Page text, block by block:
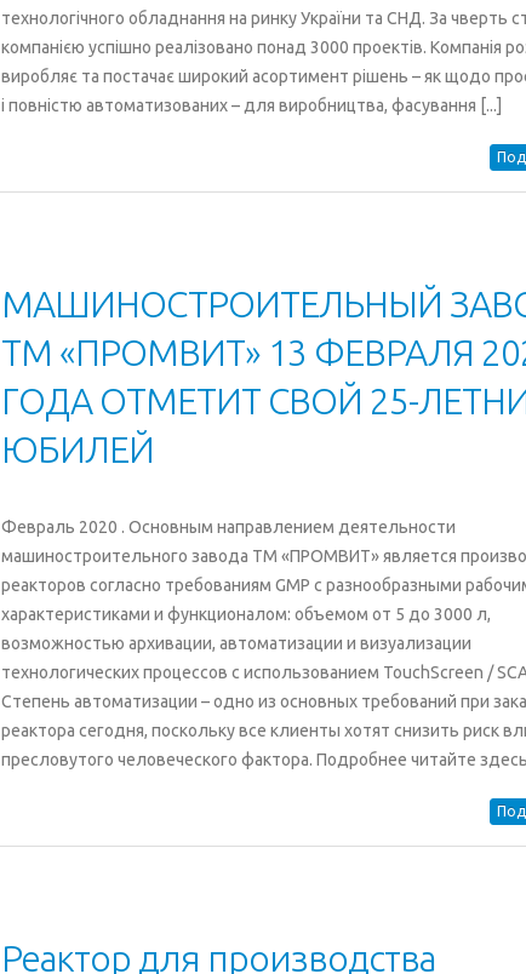
технологічного обладнання на ринку України та СНД. За чверть
компанією успішно реалізовано понад 3000 проектів. Компанія
виробляє та постачає широкий асортимент рішень – як щодо
і повністю автоматизованих – для виробництва, фасування [...]
МАШИНОСТРОИТЕЛЬНЫЙ
ТМ «ПРОМВИТ» 13 ФЕВРАЛЯ
ГОДА ОТМЕТИТ СВОЙ 25-
ЮБИЛЕЙ
Февраль 2020 . Основным направлением деятельности
машиностроительного завода ТМ «ПРОМВИТ» является
реакторов согласно требованиям GMP с разнообразными
характеристиками и функционалом: объемом от 5 до 3000 л,
возможностью архивации, автоматизации и визуализации
технологических процессов с использованием TouchScreen /
Степень автоматизации – одно из основных требований при
реактора сегодня, поскольку все клиенты хотят снизить риск
пресловутого человеческого фактора. Подробнее читайте здесь
Реактор для производства